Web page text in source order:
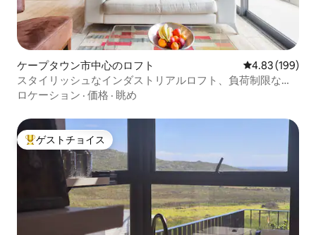
ケープタウン市中心のロフト レビュー199
4.83 (199)
スタイリッシュなインダストリアルロフト、負荷制限な
し、Gr8ビュー
ロケーション · 価格 · 眺め
大好評のゲストチョイスです。
ゲストチョイス